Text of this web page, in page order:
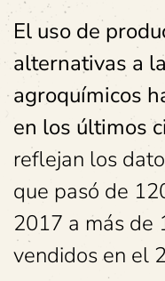
El uso de
alternativas a
agroquímicos
en los últimos
reflejan los
que pasó de
2017 a más de
vendidos en el